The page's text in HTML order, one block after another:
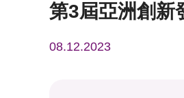
第3屆亞洲創新
08.12.2023